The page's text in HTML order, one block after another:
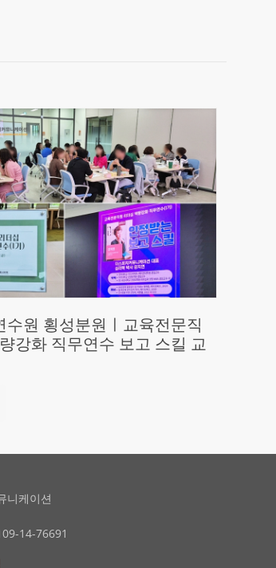
수원 횡성분원ㅣ교육전문직
강화 직무연수 보고 스킬 교
니케이션
14-76691